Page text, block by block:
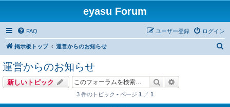
eyasu Forum
FAQ ログイン
ユーザー登録
掲示板トップ 運営からのお知らせ
運営からのお知らせ
新しいトピック 検索
3 件のトピック • ページ 1 ／ 1